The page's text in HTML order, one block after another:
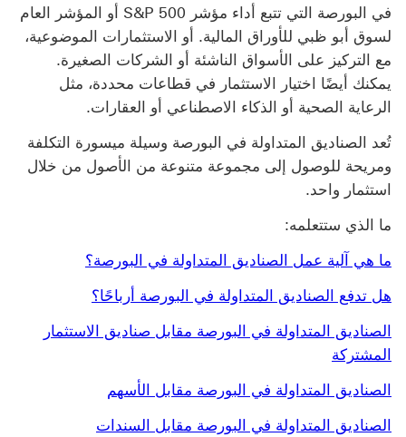
في البورصة التي تتبع أداء مؤشر S&P 500 أو المؤشر العام
لسوق أبو ظبي للأوراق المالية. أو الاستثمارات الموضوعية،
مع التركيز على الأسواق الناشئة أو الشركات الصغيرة.
يمكنك أيضًا اختيار الاستثمار في قطاعات محددة، مثل
الرعاية الصحية أو الذكاء الاصطناعي أو العقارات.
تُعد ‏‫الصناديق المتداولة في البورصة‬ وسيلة ميسورة التكلفة
ومريحة للوصول إلى مجموعة متنوعة من الأصول من خلال
استثمار واحد.
ما الذي ستتعلمه:
ما هي آلية عمل ‏‫الصناديق المتداولة في البورصة‬؟
هل تدفع ‏‫الصناديق المتداولة في البورصة‬ أرباحًا؟
‏‫الصناديق المتداولة في البورصة‬ مقابل صناديق الاستثمار
المشتركة
‏‫الصناديق المتداولة في البورصة‬ مقابل الأسهم
‏‫الصناديق المتداولة في البورصة‬ مقابل السندات